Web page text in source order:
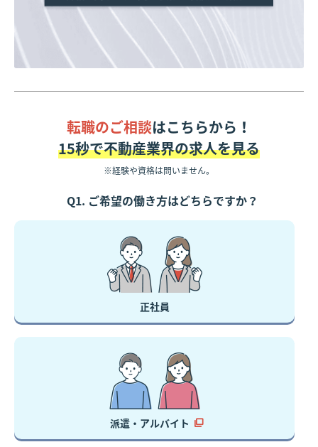
転職のご相談はこちらから！
15秒で不動産業界の求人を見る
※経験や資格は問いません。
Q1. ご希望の働き方はどちらですか？
正社員
派遣・アルバイト